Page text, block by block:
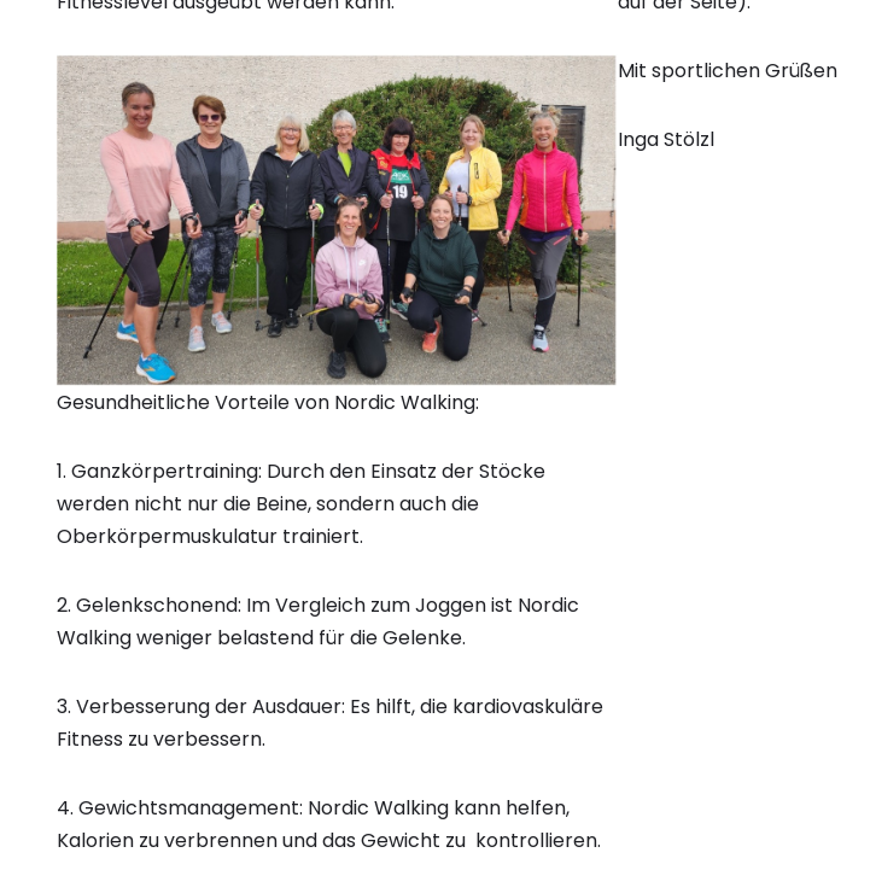
Gesundheitliche Vorteile von Nordic Walking:
1. Ganzkörpertraining: Durch den Einsatz der Stöcke
werden nicht nur die Beine, sondern auch die
Oberkörpermuskulatur trainiert.
2. Gelenkschonend: Im Vergleich zum Joggen ist Nordic
Walking weniger belastend für die Gelenke.
3. Verbesserung der Ausdauer: Es hilft, die kardiovaskuläre
Fitness zu verbessern.
4. Gewichtsmanagement: Nordic Walking kann helfen,
Kalorien zu verbrennen und das Gewicht zu kontrollieren.
Mit sportlichen Grüßen
Inga Stölzl